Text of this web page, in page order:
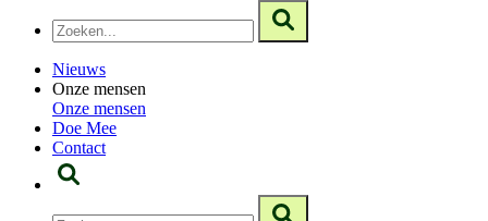
Nieuws
Onze mensen
Onze mensen
Doe Mee
Contact